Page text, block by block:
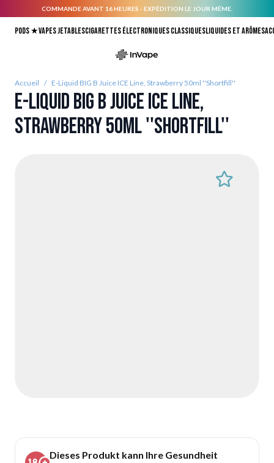
COMMANDE AVANT 16 HEURES - EXPÉDITION LE JOUR MÊME.
Pods ★Vapes jetablesCigarettes électroniques classiquesLiquides et arômes
Accueil / E-Liquid BIG B Juice ICE Line, Strawberry 50ml ''Shortfill''
E-Liquid BIG B Juice ICE Line,
Strawberry 50ml ''Shortfill''
Dieses Produkt kann Ihre Gesundheit